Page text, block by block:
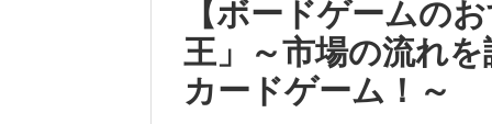
【ボードゲームの
王」～市場の流れ
カードゲーム！～